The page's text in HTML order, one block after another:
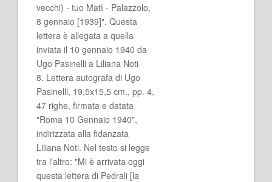
vecchi) - tuo Matì - Palazzolo,
8 gennaio [1939]". Questa
lettera è allegata a quella
inviata il 10 gennaio 1940 da
Ugo Pasinelli a Liliana Noti
8. Lettera autografa di Ugo
Pasinelli, 19,5x15,5 cm., pp. 4,
47 righe, firmata e datata
"Roma 10 Gennaio 1940",
indirizzata alla fidanzata
Liliana Noti. Nel testo si legge
tra l'altro: "Mi è arrivata oggi
questa lettera di Pedrali [la